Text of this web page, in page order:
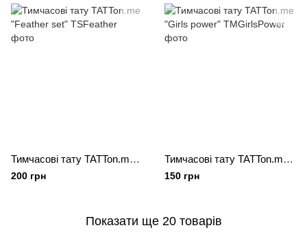
Тимчасові тату TATTon.me "Feather set"
200 грн
Тимчасові тату TATTon.me "Girls power"
150 грн
Показати ще 20 товарів